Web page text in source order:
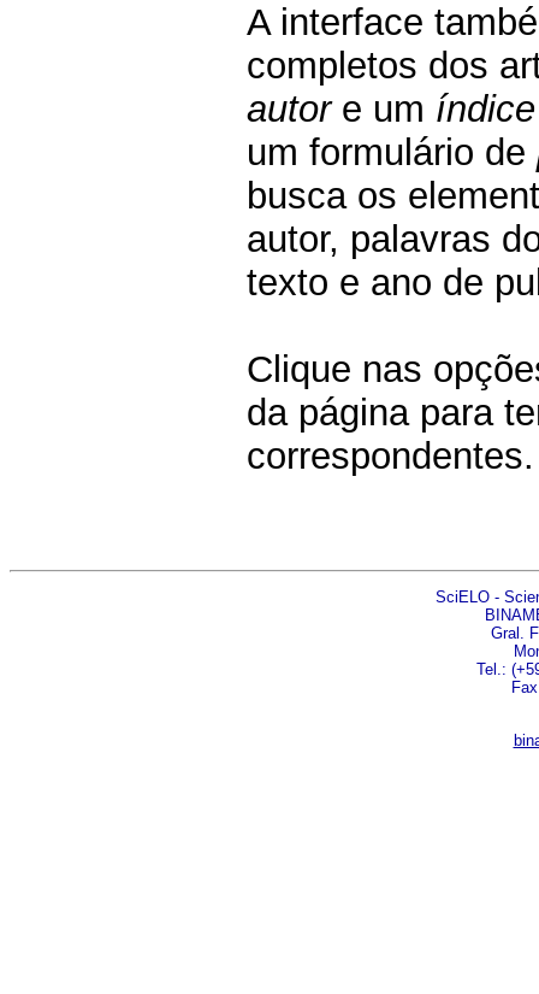
A interface
completos dos
autore um
um formulário de
busca os
autor, palavras
texto e ano de
Clique nas
da página para
correspondentes.
SciELO -
Gral.
Tel.: